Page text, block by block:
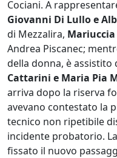
Cociani. A
Giovanni Di Lullo e
di Mezzalira,
Andrea Piscanec;
della donna, è assistito
Cattarini e Maria Pia
arriva dopo la riserva
avevano contestato la
tecnico non ripetibile
incidente probatorio.
fissato il nuovo